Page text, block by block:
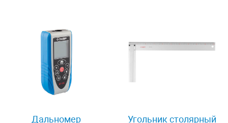
Дальномер Угольник столярный